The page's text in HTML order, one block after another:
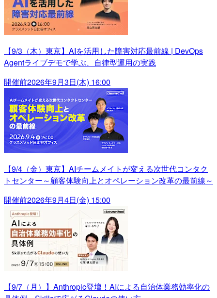
【9/3（木）東京】AIを活用した障害対応最前線 | DevOps
Agentライブデモで学ぶ、自律型運用の実践
開催前2026年9月3日(木) 16:00
【9/4（金）東京】AIチームメイトが変える次世代コンタク
トセンター～顧客体験向上とオペレーション改革の最前線～
開催前2026年9月4日(金) 15:00
【9/7（月）】Anthropic登壇！AIによる自治体業務効率化の